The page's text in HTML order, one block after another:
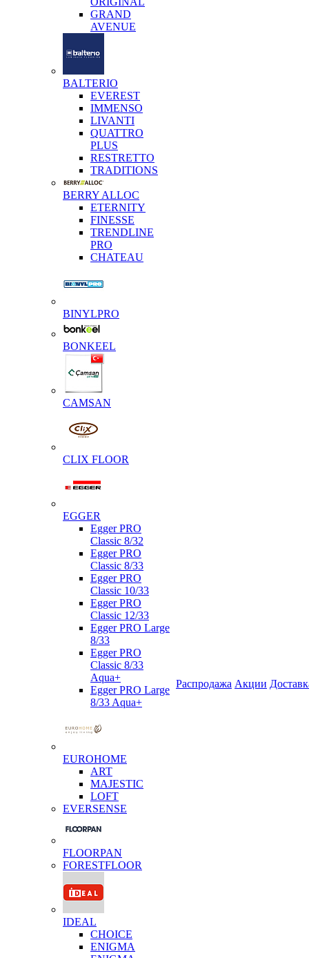
GRAND
AVENUE
BALTERIO
EVEREST
IMMENSO
LIVANTI
QUATTRO
PLUS
RESTRETTO
TRADITIONS
BERRY ALLOC
ETERNITY
FINESSE
TRENDLINE
PRO
CHATEAU
BINYLPRO
BONKEEL
CAMSAN
CLIX FLOOR
EGGER
Egger PRO
Classic 8/32
Egger PRO
Classic 8/33
Egger PRO
Classic 10/33
Egger PRO
Classic 12/33
Egger PRO Large
8/33
Egger PRO
Classic 8/33
Aqua+
Egger PRO Large
8/33 Aqua+
EUROHOME
ART
MAJESTIC
LOFT
EVERSENSE
FLOORPAN
FORESTFLOOR
IDEAL
CHOICE
ENIGMA
Распродажа Акции